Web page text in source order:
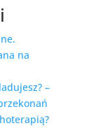
na
–